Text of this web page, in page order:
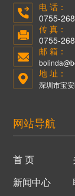
电 话：
0755-
传 真：
0755-
邮 箱：
地 址：
深圳市宝
网站导航
首 页
新闻中心